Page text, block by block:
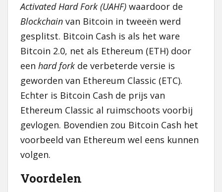
Activated Hard Fork (UAHF) waardoor de
Blockchain van Bitcoin in tweeën werd
gesplitst. Bitcoin Cash is als het ware
Bitcoin 2.0, net als Ethereum (ETH) door
een hard fork de verbeterde versie is
geworden van Ethereum Classic (ETC).
Echter is Bitcoin Cash de prijs van
Ethereum Classic al ruimschoots voorbij
gevlogen. Bovendien zou Bitcoin Cash het
voorbeeld van Ethereum wel eens kunnen
volgen.
Voordelen